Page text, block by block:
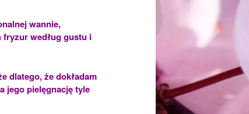
wannie,
według gustu i
dlatego, że dokładam
jego pielęgnację tyle